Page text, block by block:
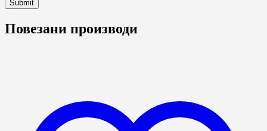
Повезани производи